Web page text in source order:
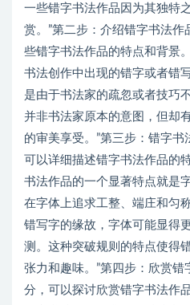
一些错字书法作品因为其独特
赏。”第二步：介绍错字书法
些错字书法作品的特点和背景
书法创作中出现的错字或者错
是由于书法家的疏忽或者技巧
并非书法家原本的意图，但却
的审美享受。”第三步：错字书
可以详细描述错字书法作品的
书法作品的一个显著特点就是
在字体上追求工整、端庄和匀
错写字的缘故，字体可能显得
测。这种突破规则的特点使得
张力和趣味。”第四步：欣赏
分，可以探讨欣赏错字书法作